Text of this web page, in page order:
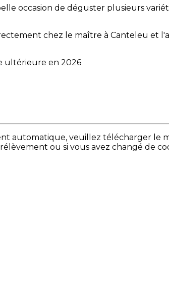
occasion de déguster plusieurs
chez le maître à Canteleu et
ultérieure en 2026
automatique, veuillez télécharger le
ou si vous avez changé de